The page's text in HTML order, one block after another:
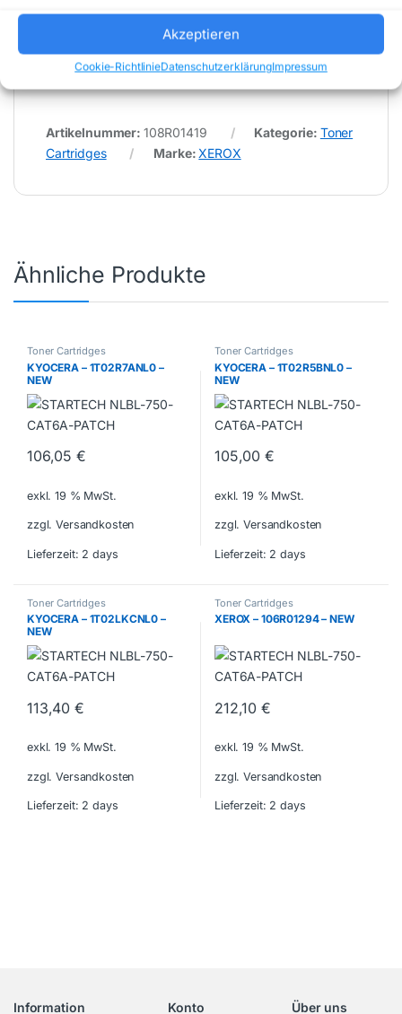
Akzeptieren
Cookie-RichtlinieDatenschutzerklärungImpressum
Artikelnummer: 108R01419 Kategorie: Toner
Cartridges
Marke: XEROX
Ähnliche Produkte
Toner Cartridges
KYOCERA – 1T02R7ANL0 –
NEW
106,05€
exkl. 19 % MwSt.
zzgl. Versandkosten
Lieferzeit: 2 days
Toner Cartridges
KYOCERA – 1T02R5BNL0 –
NEW
105,00€
exkl. 19 % MwSt.
zzgl. Versandkosten
Lieferzeit: 2 days
Toner Cartridges
KYOCERA – 1T02LKCNL0 –
NEW
113,40€
exkl. 19 % MwSt.
zzgl. Versandkosten
Lieferzeit: 2 days
Toner Cartridges
XEROX – 106R01294 – NEW
212,10€
exkl. 19 % MwSt.
zzgl. Versandkosten
Lieferzeit: 2 days
Information Konto Über uns